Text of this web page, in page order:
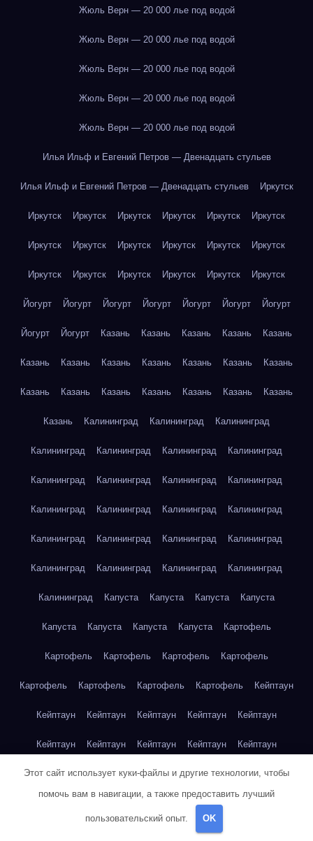
Жюль Верн — 20 000 лье под водой
Жюль Верн — 20 000 лье под водой
Жюль Верн — 20 000 лье под водой
Жюль Верн — 20 000 лье под водой
Жюль Верн — 20 000 лье под водой
Илья Ильф и Евгений Петров — Двенадцать стульев
Илья Ильф и Евгений Петров — Двенадцать стульев Иркутск
Иркутск Иркутск Иркутск Иркутск Иркутск Иркутск
Иркутск Иркутск Иркутск Иркутск Иркутск Иркутск
Иркутск Иркутск Иркутск Иркутск Иркутск Иркутск
Йогурт Йогурт Йогурт Йогурт Йогурт Йогурт Йогурт
Йогурт Йогурт Казань Казань Казань Казань Казань
Казань Казань Казань Казань Казань Казань Казань
Казань Казань Казань Казань Казань Казань Казань
Казань Калининград Калининград Калининград
Калининград Калининград Калининград Калининград
Калининград Калининград Калининград Калининград
Калининград Калининград Калининград Калининград
Калининград Калининград Калининград Калининград
Калининград Калининград Калининград Калининград
Калининград Капуста Капуста Капуста Капуста
Капуста Капуста Капуста Капуста Картофель
Картофель Картофель Картофель Картофель
Картофель Картофель Картофель Картофель Кейптаун
Кейптаун Кейптаун Кейптаун Кейптаун Кейптаун
Кейптаун Кейптаун Кейптаун Кейптаун Кейптаун
Кейптаун Кейптаун Кейптаун Кейптаун Кейптаун
Кейптаун
Клубника
Этот сайт использует куки-файлы и другие технологии, чтобы
помочь вам в навигации, а также предоставить лучший
пользовательский опыт. OK